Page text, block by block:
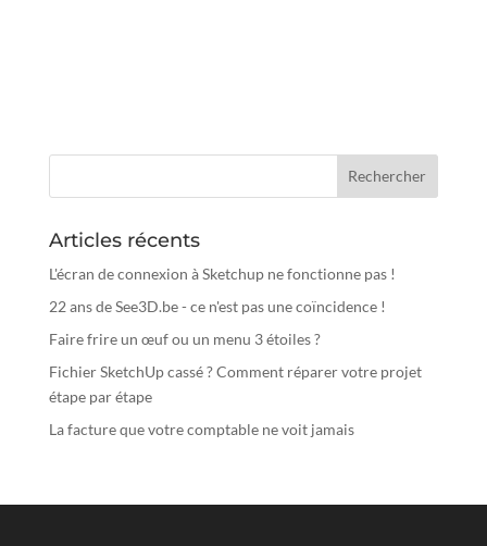
Articles récents
L'écran de connexion à Sketchup ne fonctionne pas !
22 ans de See3D.be - ce n'est pas une coïncidence !
Faire frire un œuf ou un menu 3 étoiles ?
Fichier SketchUp cassé ? Comment réparer votre projet
étape par étape
La facture que votre comptable ne voit jamais